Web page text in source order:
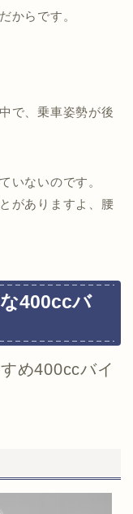
からです。
で、乗車姿勢が後
いないのです。
がありますよ、腰
400ccバ
め400ccバイ